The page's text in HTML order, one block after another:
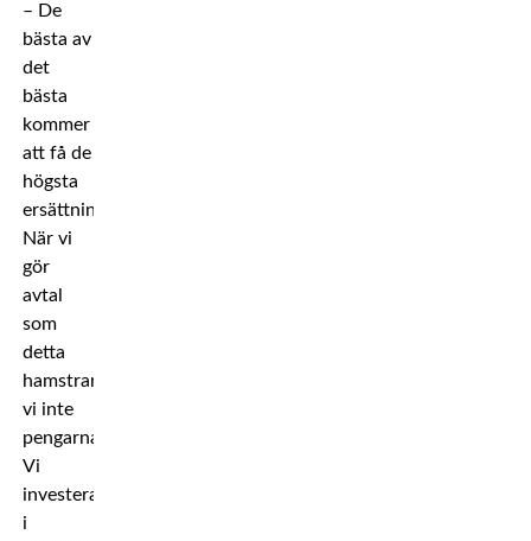
– De
bästa av
det
bästa
kommer
att få de
högsta
ersättningarna.
När vi
gör
avtal
som
detta
hamstrar
vi inte
pengarna.
Vi
investerar
i